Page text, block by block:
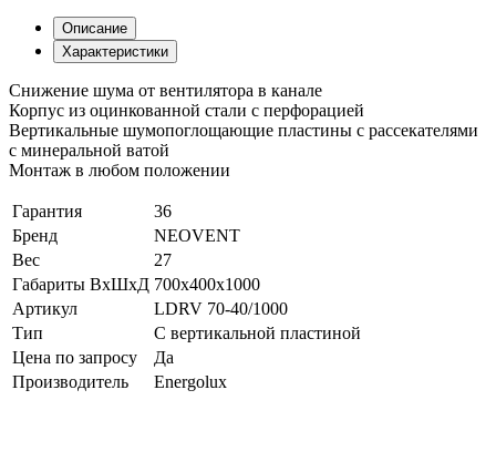
Описание
Характеристики
Снижение шума от вентилятора в канале
Корпус из оцинкованной стали с перфорацией
Вертикальные шумопоглощающие пластины с рассекателями
с минеральной ватой
Монтаж в любом положении
Гарантия
36
Бренд
NEOVENT
Вес
27
Габариты ВхШхД 700x400x1000
Артикул
LDRV 70-40/1000
Тип
С вертикальной пластиной
Цена по запросу
Да
Производитель
Energolux